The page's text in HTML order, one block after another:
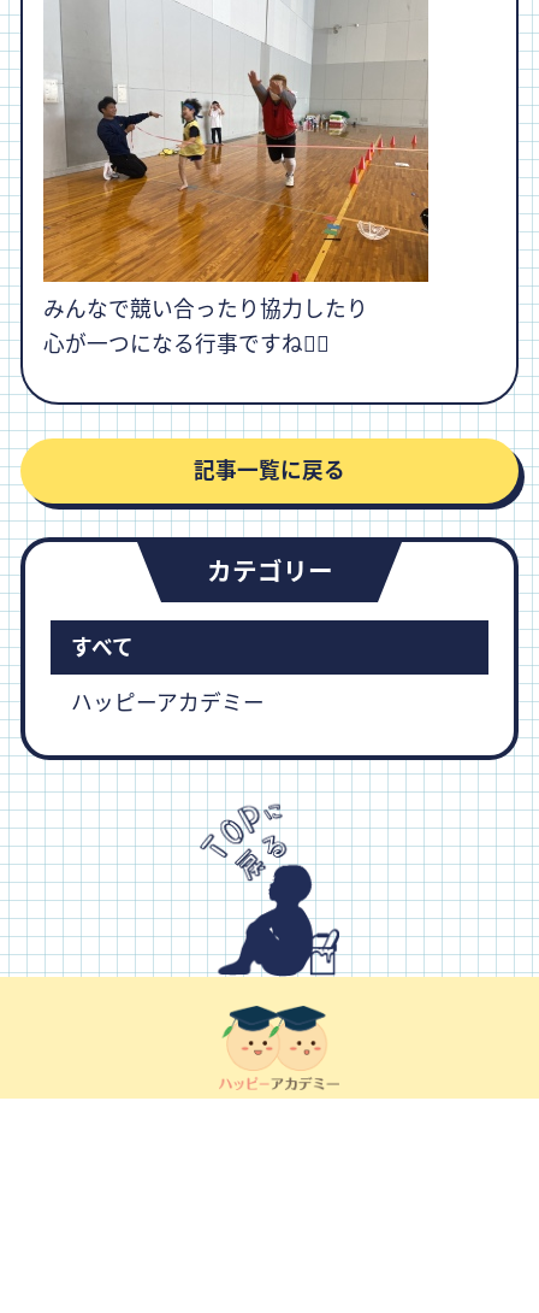
みんなで競い合ったり協力したり
心が一つになる行事ですね❤️‍🔥
記事一覧に戻る
カテゴリー
すべて
ハッピーアカデミー